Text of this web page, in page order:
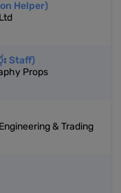
Helper)
Staff)
Props
& Trading